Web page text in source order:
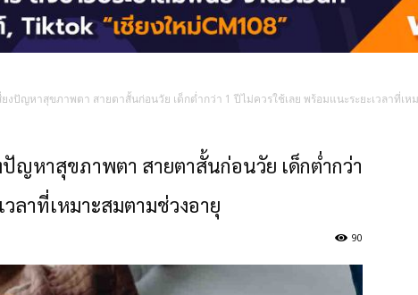
ยงปัญหาสุขภาพตา สายตาสั้นก่อนวัย เด็กต่ำกว่า 1 ปีไม่ควรใช้เลย พร้อมแนะระยะเวลาที่เ
ญหาสุขภาพตา สายตาสั้นก่อนวัย เด็กต่ำกว่า
ลาที่เหมาะสมตามช่วงอายุ
90